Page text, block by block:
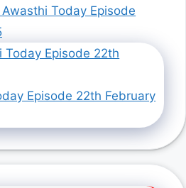
Today Episode
Today Episode 22th
Episode 22th February